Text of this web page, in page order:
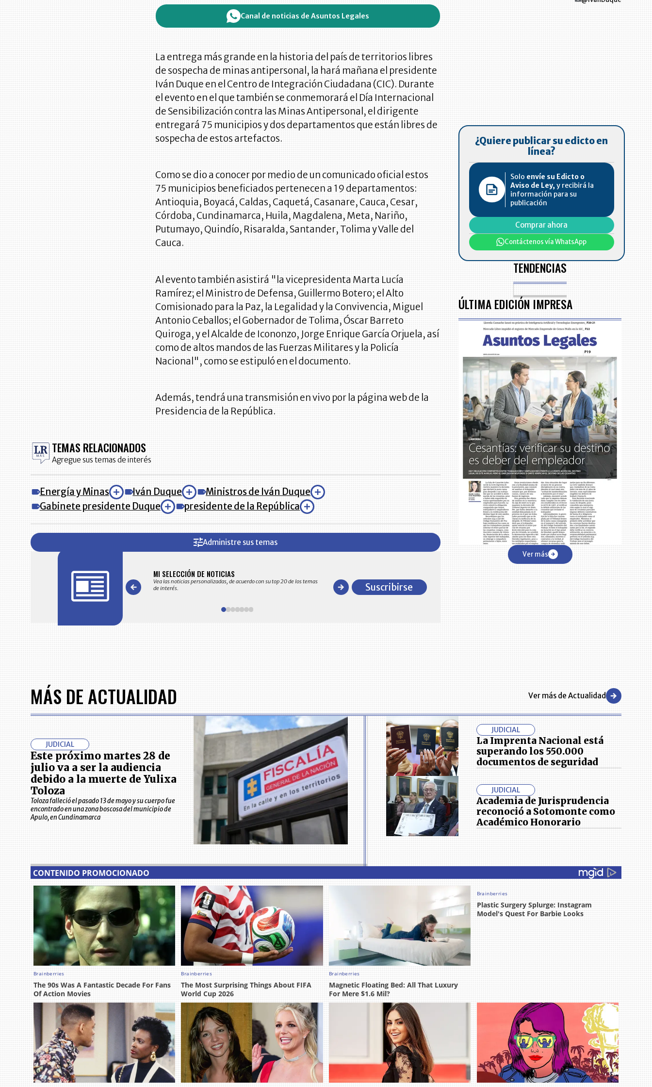
Canal de noticias de Asuntos Legales
La entrega más grande en la historia del país de territorios libres
de sospecha de minas antipersonal, la hará mañana el presidente
Iván Duque en el Centro de Integración Ciudadana (CIC). Durante
el evento en el que también se conmemorará el Día Internacional
de Sensibilización contra las Minas Antipersonal, el dirigente
entregará 75 municipios y dos departamentos que están libres de
sospecha de estos artefactos.
Como se dio a conocer por medio de un comunicado oficial estos
75 municipios beneficiados pertenecen a 19 departamentos:
Antioquia, Boyacá, Caldas, Caquetá, Casanare, Cauca, Cesar,
Córdoba, Cundinamarca, Huila, Magdalena, Meta, Nariño,
Putumayo, Quindío, Risaralda, Santander, Tolima y Valle del
Cauca.
Al evento también asistirá "la vicepresidenta Marta Lucía
Ramírez; el Ministro de Defensa, Guillermo Botero; el Alto
Comisionado para la Paz, la Legalidad y la Convivencia, Miguel
Antonio Ceballos; el Gobernador de Tolima, Óscar Barreto
Quiroga, y el Alcalde de Icononzo, Jorge Enrique García Orjuela, así
como de altos mandos de las Fuerzas Militares y la Policía
Nacional", como se estipuló en el documento.
Además, tendrá una transmisión en vivo por la página web de la
Presidencia de la República.
¿Quiere publicar su edicto en
línea?
Solo envíe su Edicto o
Aviso de Ley, y recibirá la
información para su
publicación
Comprar ahora
Contáctenos vía WhatsApp
TENDENCIAS
ÚLTIMA EDICIÓN IMPRESA
Ver más
TEMAS RELACIONADOS
Agregue sus temas de interés
Energía y Minas Iván Duque
Ministros de Iván Duque
Gabinete presidente Duque
presidente de la República
Administre sus temas
en su correo electrónico las noticias seleccionadas por nuestro
MI SELECCIÓN DE NOTICIAS
Vea las noticias personalizadas, de acuerdo con su top 20 de los temas
de interés.
comportamiento general y detallado de las 10.000 primeras empresas
en ventas en Colombia
CENTRO DE CONVENCIONES
Suscribirse
MÁS DE ACTUALIDAD Ver más de Actualidad
JUDICIAL
Este próximo martes 28 de
julio va a ser la audiencia
debido a la muerte de Yulixa
Toloza
Toloza falleció el pasado 13 de mayo y su cuerpo fue
encontrado en una zona boscosa del municipio de
Apulo, en Cundinamarca
JUDICIAL
La Imprenta Nacional está
superando los 550.000
documentos de seguridad
JUDICIAL
Academia de Jurisprudencia
reconoció a Sotomonte como
Académico Honorario